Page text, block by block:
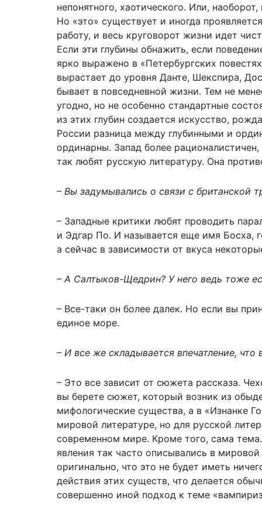
непонятного, хаотического. Или,
Но «это» существует и иногда
работу, и весь круговорот жизни идет
Если эти глубины обнажить, если
ярко выражено в «Петербургских
вырастает до уровня Данте, Шекспира,
бывает в повседневной жизни. Тем не
угодно, но не особенно стандартные
из этих глубин создается искусство,
России разница между глубинными и
ординарны. Запад более
так любят русскую литературу. Она
– Вы задумывались о связи с британской
– Западные критики любят проводить
и Эдгар По. И называется еще имя Босха,
а сейчас в зависимости от вкуса
– А Салтыков-Щедрин? У него ведь тоже
– Все-таки он более далек. Но если вы
единое море.
– И все же складывается впечатление,
– Это все зависит от сюжета рассказа.
вы берете сюжет, который возник из
мифологические существа, а в «Изнанке
мировой литературе, но для русской
современном мире. Кроме того, сама
явления так часто описывались в
оригинально, что это не будет иметь
действия этих существ, что делается
совершенно иной подход к теме